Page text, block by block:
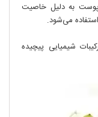
پوست به دلیل خاصیت
می‌شود.
شیمیایی پیچیده